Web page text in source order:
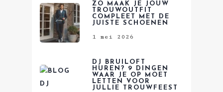
ZO MAAK JE JOUW
TROUWOUTFIT
COMPLEET MET DE
JUISTE SCHOENEN
1 mei 2026
DJ BRUILOFT
HUREN? 9 DINGEN
WAAR JE OP MOET
LETTEN VOOR
JULLIE TROUWFEEST